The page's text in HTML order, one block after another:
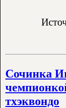
Сочинка
тхэквондо